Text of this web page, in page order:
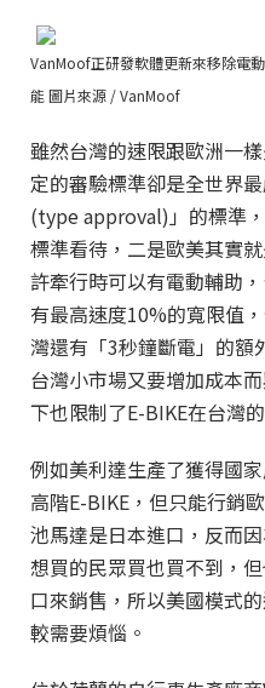
VanMoof正研發軟體更新來移除電
能 圖片來源 / VanMoof
雖然台灣的速限跟歐洲一
定的審驗標準卻是全世界
(type approval)」的標準
標準看待，二是歐美其實
許牽行時可以有電動輔助
有最高速度10%的寬限值
灣還有「3秒鐘斷電」的額
台灣小市場又要增加成本
下也限制了E-BIKE在台灣
例如美利達生產了獲得國
高階E-BIKE，但只能行銷
池馬達是日本進口，反而
想買的民眾買也買不到，
口來銷售，所以美國模式
較需要煩惱。